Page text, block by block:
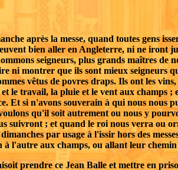
après la messe, quand toutes gens
bien aller en Angleterre, ni ne iront
seigneurs, plus grands maîtres
ni montrer que ils sont mieux seigneurs
vêtus de povres draps. Ils ont les
le travail, la pluie et le vent aux champs
Et si n'avons souverain à qui nous
qu'il soit autrement ou nous y
suivront ; et quand le roi nous verra ou
par usage à l'issir hors des
aux champs, ou allant leur chemin
prendre ce Jean Balle et mettre en